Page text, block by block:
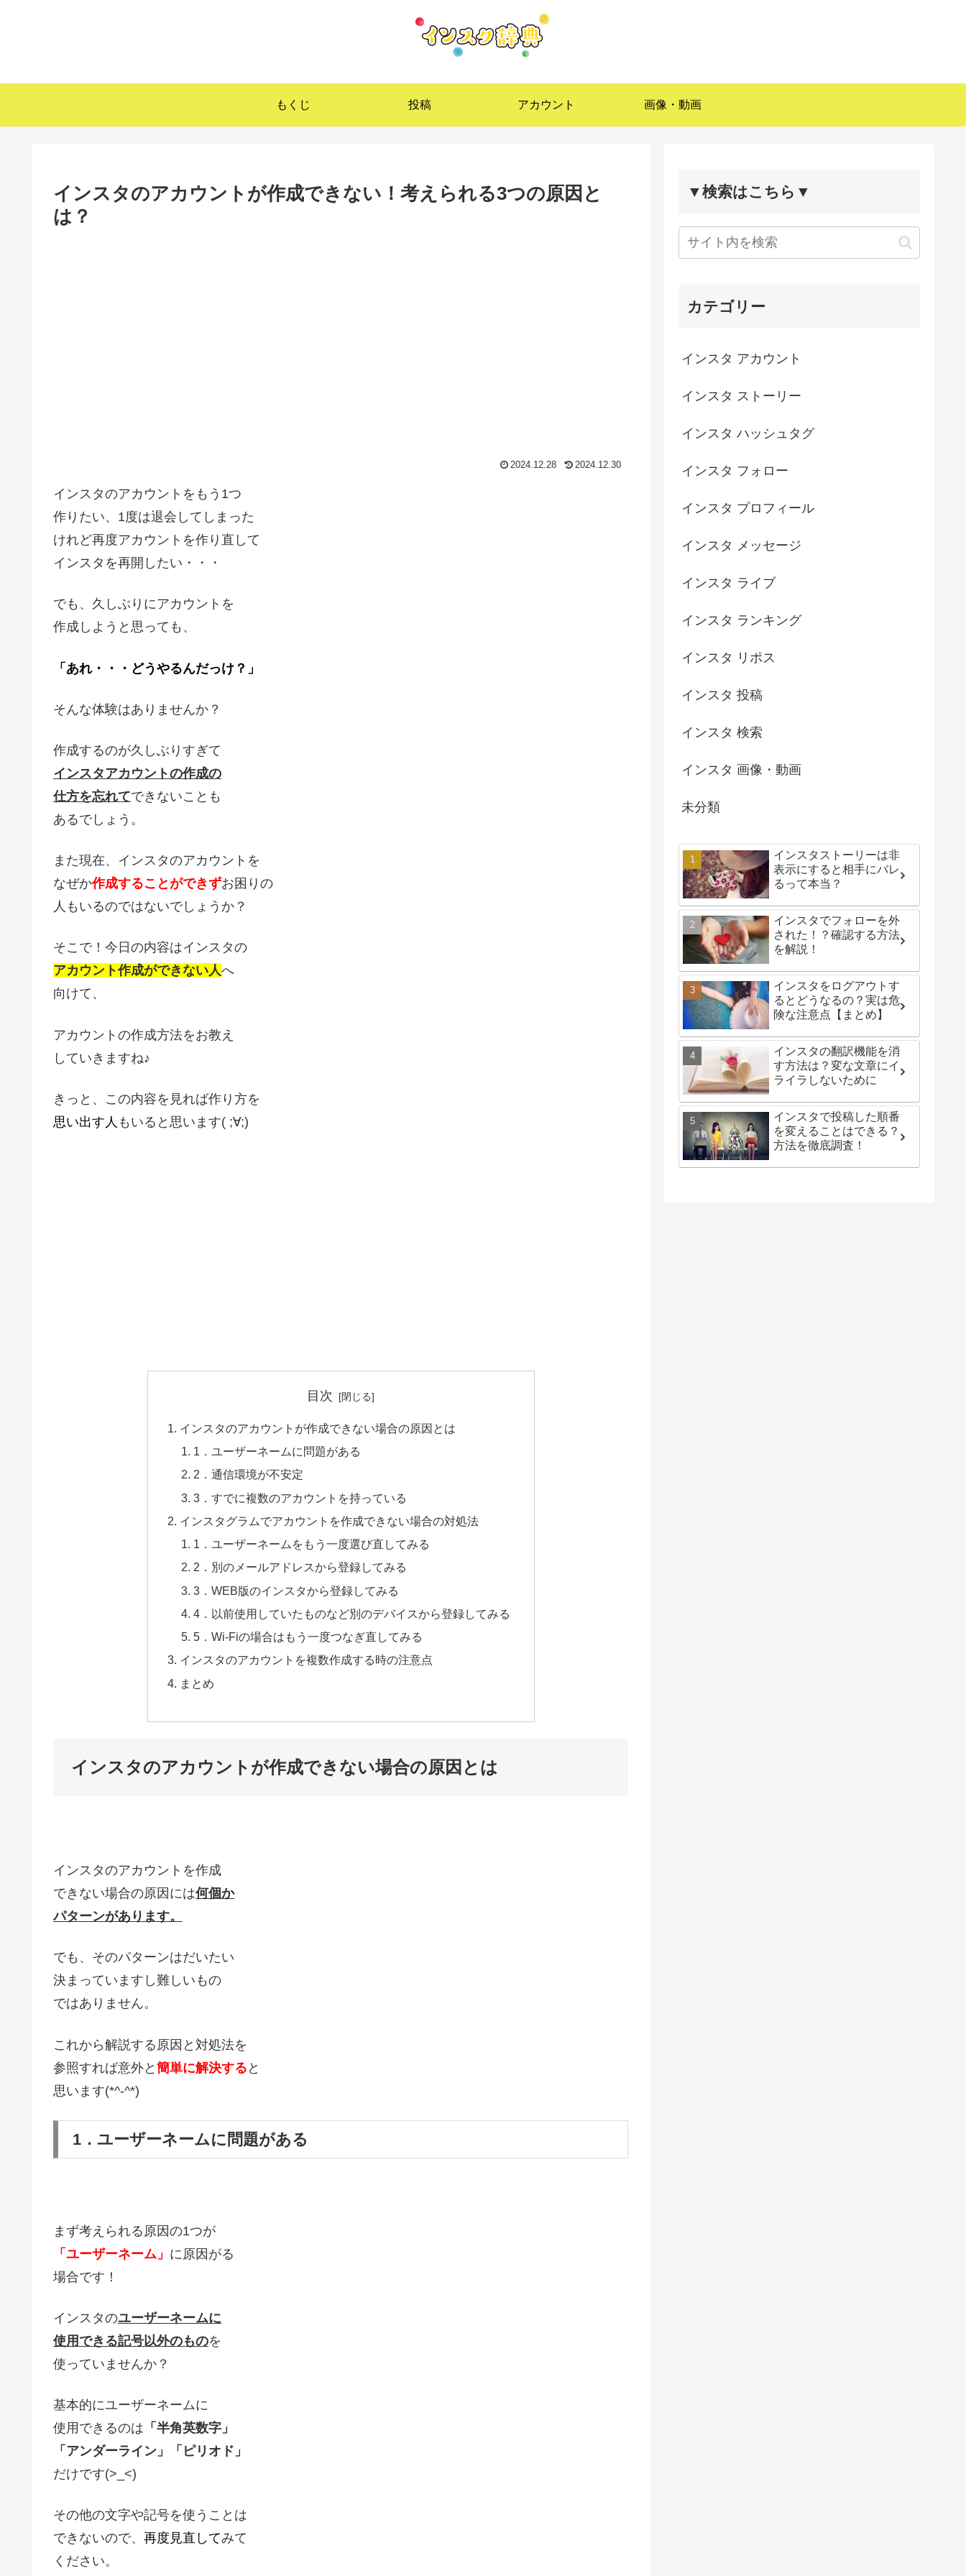
もくじ 投稿 アカウント 画像・動画
インスタのアカウントが作成できない！考えられる3つの原因と
は？
2024.12.28 2024.12.30
インスタのアカウントをもう1つ
作りたい、1度は退会してしまった
けれど再度アカウントを作り直して
インスタを再開したい・・・
でも、久しぶりにアカウントを
作成しようと思っても、
「あれ・・・どうやるんだっけ？」
そんな体験はありませんか？
作成するのが久しぶりすぎて
インスタアカウントの作成の
仕方を忘れてできないことも
あるでしょう。
また現在、インスタのアカウントを
なぜか作成することができずお困りの
人もいるのではないでしょうか？
そこで！今日の内容はインスタの
アカウント作成ができない人へ
向けて、
アカウントの作成方法をお教え
していきますね♪
きっと、この内容を見れば作り方を
思い出す人 もいると思います( ;∀;)
目次
インスタのアカウントが作成できない場合の原因とは
1．ユーザーネームに問題がある
2．通信環境が不安定
3．すでに複数のアカウントを持っている
インスタグラムでアカウントを作成できない場合の対処法
1．ユーザーネームをもう一度選び直してみる
2．別のメールアドレスから登録してみる
3．WEB版のインスタから登録してみる
4．以前使用していたものなど別のデバイスから登録してみる
5．Wi-Fiの場合はもう一度つなぎ直してみる
インスタのアカウントを複数作成する時の注意点
まとめ
インスタのアカウントが作成できない場合の原因とは
インスタのアカウントを作成
できない場合の原因には何個か
パターンがあります。
でも、そのパターンはだいたい
決まっていますし難しいもの
ではありません。
これから解説する原因と対処法を
参照すれば意外と 簡単に解決する と
思います(*^-^*)
1．ユーザーネームに問題がある
まず考えられる原因の1つが
「ユーザーネーム」 に原因がる
場合です！
インスタのユーザーネームに
使用できる記号以外のものを
使っていませんか？
基本的にユーザーネームに
使用できるのは 「半角英数字」
「アンダーライン」「ピリオド」
だけです(>_<)
その他の文字や記号を使うことは
できないので、 再度見直してみて
ください。
▼検索はこちら▼
カテゴリー
インスタ アカウント
インスタ ストーリー
インスタ ハッシュタグ
インスタ フォロー
インスタ プロフィール
インスタ メッセージ
インスタ ライブ
インスタ ランキング
インスタ リポス
インスタ 投稿
インスタ 検索
インスタ 画像・動画
未分類
インスタストーリーは非
表示にすると相手にバレ
るって本当？
インスタでフォローを外
された！？確認する方法
を解説！
インスタをログアウトす
るとどうなるの？実は危
険な注意点【まとめ】
インスタの翻訳機能を消
す方法は？変な文章にイ
ライラしないために
インスタで投稿した順番
を変えることはできる？
方法を徹底調査！